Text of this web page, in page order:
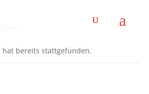
hat bereits stattgefunden.